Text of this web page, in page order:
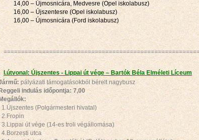
14,00 – Újmosnicára, Medvesre (Opel iskolabusz)
16,00 – Újszentesre (Opel iskolabusz)
16,00 – Újmosnicára (Ford iskolabusz)
I.útvonal: Újszentes - Lippai út vége – Bartók Béla Elméleti Líceum
pályázati támogatásokból bérelt nagybusz
Reggeli indulás időpontja: 7,00
Megállók:
1.Újszentes (Polgármesteri hivatal)
út vége (14-es troli végállomása)
utca